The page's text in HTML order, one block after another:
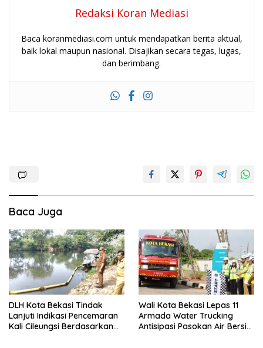
Redaksi Koran Mediasi
Baca koranmediasi.com untuk mendapatkan berita aktual,
baik lokal maupun nasional. Disajikan secara tegas, lugas,
dan berimbang.
Baca Juga
DLH Kota Bekasi Tindak
Lanjuti Indikasi Pencemaran
Kali Cileungsi Berdasarkan
Wali Kota Bekasi Lepas 11
Armada Water Trucking
Antisipasi Pasokan Air Bersih